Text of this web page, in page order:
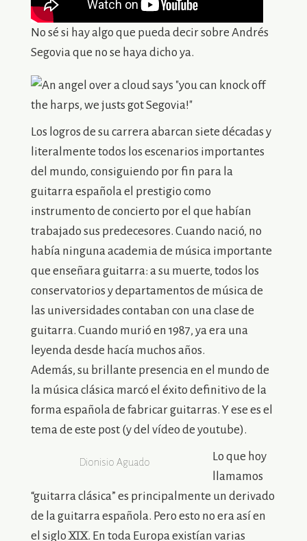
No sé si hay algo que pueda decir sobre Andrés
Segovia que no se haya dicho ya.
Los logros de su carrera abarcan siete décadas y
literalmente todos los escenarios importantes
del mundo, consiguiendo por fin para la
guitarra española el prestigio como
instrumento de concierto por el que habían
trabajado sus predecesores. Cuando nació, no
había ninguna academia de música importante
que enseñara guitarra: a su muerte, todos los
conservatorios y departamentos de música de
las universidades contaban con una clase de
guitarra. Cuando murió en 1987, ya era una
leyenda desde hacía muchos años.
Además, su brillante presencia en el mundo de
la música clásica marcó el éxito definitivo de la
forma española de fabricar guitarras. Y ese es el
tema de este post (y del vídeo de youtube).
Dionisio Aguado
Lo que hoy
llamamos
“guitarra clásica” es principalmente un derivado
de la guitarra española. Pero esto no era así en
el siglo XIX. En toda Europa existían varias